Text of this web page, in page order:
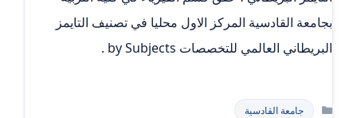
بجامعة القادسية المركز الاول محليا في تصنيف التايمز
البريطاني العالمي للتخصصات by Subjects .
التصنيفات
جامعة القادسية